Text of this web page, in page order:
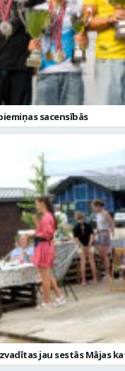
sacensībās
jau sestās Mājas